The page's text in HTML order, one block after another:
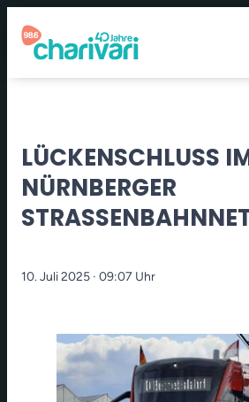
LÜCKENSCHLUSS
NÜRNBERGER
10. Juli 2025 · 09:07 Uhr